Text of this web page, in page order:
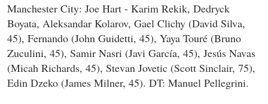
Manchester City: Joe Hart - Karim Rekik, Dedryck
Boyata, Aleksandar Kolarov, Gael Clichy (David Silva,
45), Fernando (John Guidetti, 45), Yaya Touré (Bruno
Zuculini, 45), Samir Nasri (Javi García, 45), Jesús Navas
(Micah Richards, 45), Stevan Jovetic (Scott Sinclair, 75),
Edin Dzeko (James Milner, 45). DT: Manuel Pellegrini.